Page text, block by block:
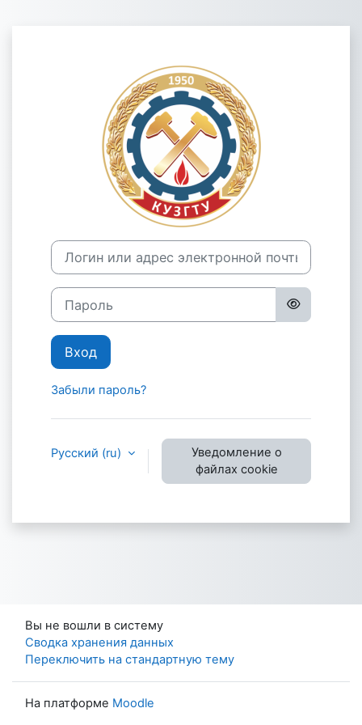
Зайти на
Логин или адрес электронной почты
Пароль
Вход
Забыли пароль?
Русский ‎(ru)‎
Уведомление о
файлах cookie
Вы не вошли в систему
Сводка хранения данных
Переключить на стандартную тему
На платформе Moodle